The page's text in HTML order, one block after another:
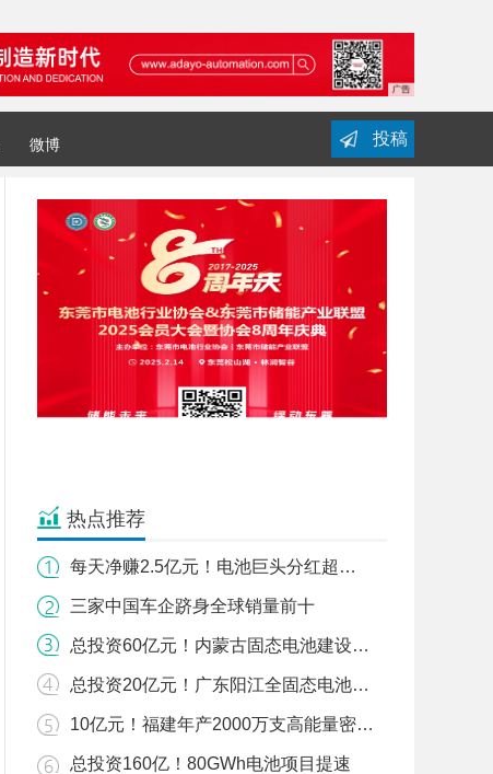
微博 投稿
热点推荐
每天净赚2.5亿元！电池巨头分红超…
三家中国车企跻身全球销量前十
总投资60亿元！内蒙古固态电池建设…
总投资20亿元！广东阳江全固态电池…
10亿元！福建年产2000万支高能量密…
总投资160亿！80GWh电池项目提速